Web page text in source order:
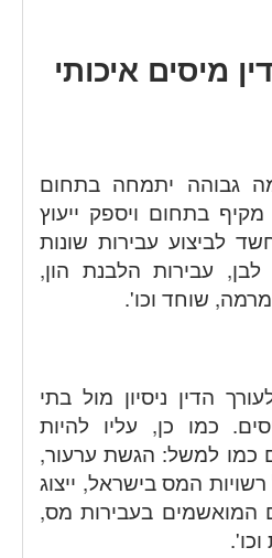
מיסים איכותי
גבוהה יתמחה בתחום
בתחום ויספק ייעוץ
לביצוע עבירות שונות
לבן, עבירות הלבנת הון,
שוחד וכו'.
הדין ניסיון מול בתי
כמו כן, עליו להיות
כמו למשל: הגשת ערעור,
המס בישראל, ייצוג
המואשמים בעבירות מס,